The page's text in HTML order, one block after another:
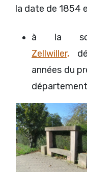
la date de 1854
à la
Zellwiller,
années du